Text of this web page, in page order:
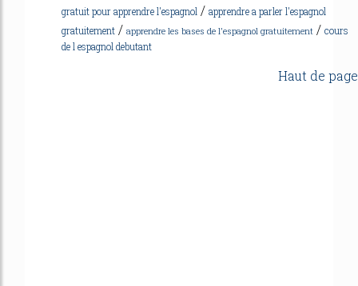
gratuit pour apprendre l'espagnol / apprendre a parler l'espagnol
gratuitement / apprendre les bases de l'espagnol gratuitement / cours
de l espagnol debutant
Haut de page